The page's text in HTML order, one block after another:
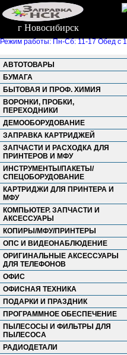
г Новосибирск
Режим работы: Пн-Сб: 11-17 Обед с
АВТОТОВАРЫ
БУМАГА
БЫТОВАЯ И ПРОФ. ХИМИЯ
ВОРОНКИ, ПРОБКИ,
ПЕРЕХОДНИКИ
ДЕМООБОРУДОВАНИЕ
ЗАПРАВКА КАРТРИДЖЕЙ
ЗАПЧАСТИ И РАСХОДКА ДЛЯ
ПРИНТЕРОВ И МФУ
ИНСТРУМЕНТЫ/ПАКЕТЫ/
СПЕЦОБОРУДОВАНИЕ
КАРТРИДЖИ ДЛЯ ПРИНТЕРА И
МФУ
КОМПЬЮТЕР. ЗАПЧАСТИ И
АКСЕССУАРЫ
КОПИРЫ/МФУ/ПРИНТЕРЫ
ОПС И ВИДЕОНАБЛЮДЕНИЕ
ОРИГИНАЛЬНЫЕ АКСЕССУАРЫ
ДЛЯ ТЕЛЕФОНОВ
ОФИС
ОФИСНАЯ ТЕХНИКА
ПОДАРКИ И ПРАЗДНИК
ПРОГРАММНОЕ ОБЕСПЕЧЕНИЕ
ПЫЛЕСОСЫ И ФИЛЬТРЫ ДЛЯ
ПЫЛЕСОСА
РАДИОДЕТАЛИ